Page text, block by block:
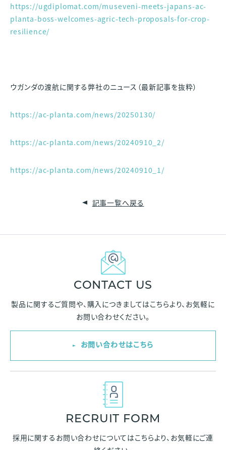
https://ugdiplomat.com/museveni-meets-japans-ac-
planta-boss-welcomes-agric-tech-proposals-for-crop-
resilience/
ウガンダの渡航に関する弊社のニュース（最新記事を抜粋）
https://ac-planta.com/news/20250130/
https://ac-planta.com/news/20240910_2/
https://ac-planta.com/news/20240910_1/
記事一覧へ戻る
CONTACT US
製品に関するご質問や、購入につきましてはこちらより、お気軽に
お問い合わせください。
お問い合わせはこちら
RECRUIT FORM
採用に関するお問い合わせについてはこちらより、お気軽にご連